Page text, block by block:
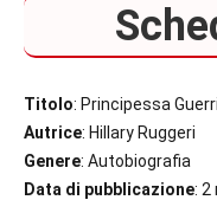
Titolo: Principessa
Autrice: Hillary Ruggeri
Genere: Autobiografia
Data di pubblicazione: 2